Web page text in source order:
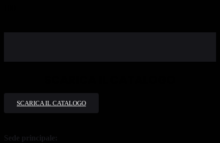
SCARICA IL CATALOGO
Sede principale: